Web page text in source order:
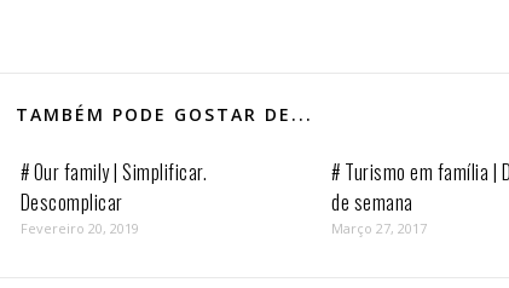
TAMBÉM PODE GOSTAR DE...
# Our family | Simplificar.
Descomplicar
Fevereiro 20, 2019
# Turismo em família |
de semana
Março 27, 2017